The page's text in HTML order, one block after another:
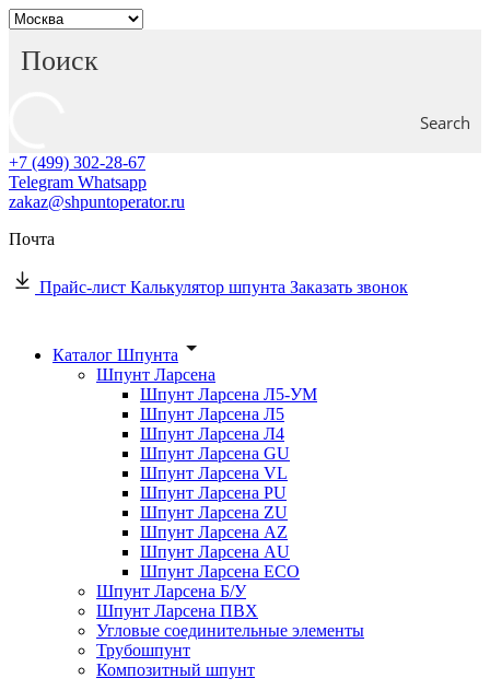
Search
+7 (499) 302-28-67
Telegram Whatsapp
zakaz@shpuntoperator.ru
Почта
Прайс-лист Калькулятор шпунта Заказать звонок
Каталог Шпунта
Шпунт Ларсена
Шпунт Ларсена Л5-УМ
Шпунт Ларсена Л5
Шпунт Ларсена Л4
Шпунт Ларсена GU
Шпунт Ларсена VL
Шпунт Ларсена PU
Шпунт Ларсена ZU
Шпунт Ларсена AZ
Шпунт Ларсена AU
Шпунт Ларсена ECO
Шпунт Ларсена Б/У
Шпунт Ларсена ПВХ
Угловые соединительные элементы
Трубошпунт
Композитный шпунт